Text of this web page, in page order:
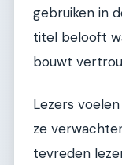
gebruiken in
titel belooft
bouwt
Lezers
ze
tevreden